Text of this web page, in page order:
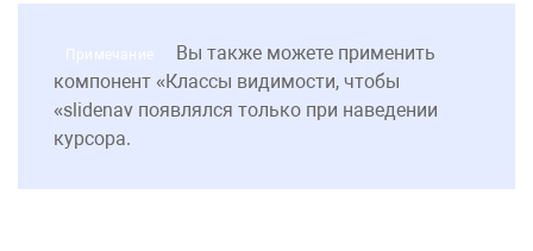
Примечание
Вы также можете применить
компонент
Классы видимости, чтобы
slidenav появлялся только при наведении
курсора.